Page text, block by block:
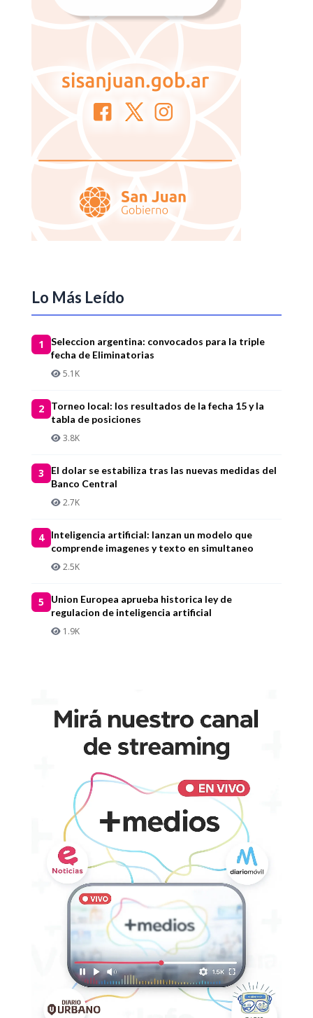
Lo Más Leído
1
Seleccion argentina: convocados para la triple
fecha de Eliminatorias
5.1K
2
Torneo local: los resultados de la fecha 15 y la
tabla de posiciones
3.8K
3
El dolar se estabiliza tras las nuevas medidas del
Banco Central
2.7K
4
Inteligencia artificial: lanzan un modelo que
comprende imagenes y texto en simultaneo
2.5K
5
Union Europea aprueba historica ley de
regulacion de inteligencia artificial
1.9K